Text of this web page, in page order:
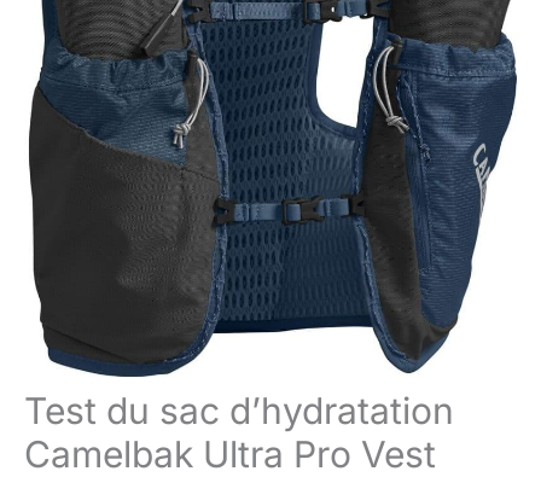
Test du sac d’hydratation
Camelbak Ultra Pro Vest